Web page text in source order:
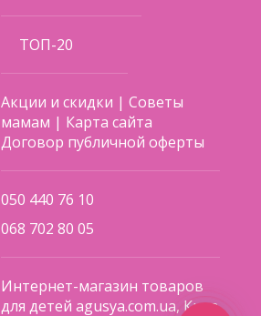
ТОП-20
Акции и скидки |Советы
мамам | Карта сайта
Договор публичной оферты
050 440 76 10
068 702 80 05
Интернет-магазин товаров
для детей agusya.com.ua, Киев